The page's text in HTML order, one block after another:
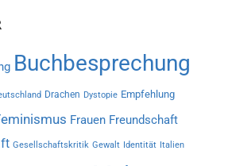
Buchbesprechung
Drachen Dystopie Empfehlung
Frauen Freundschaft
Gesellschaftskritik Gewalt Identität Italien